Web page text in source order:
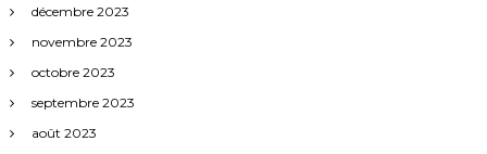
décembre 2023
novembre 2023
octobre 2023
septembre 2023
août 2023